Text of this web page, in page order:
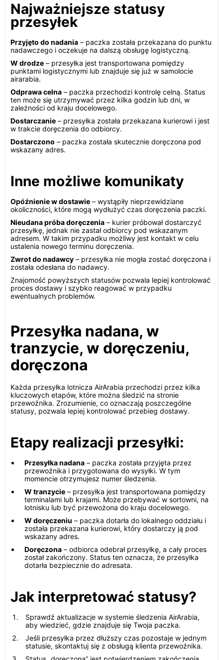
Najważniejsze statusy
przesyłek
Przyjęto do nadania – paczka została przekazana do punktu
nadawczego i oczekuje na dalszą obsługę logistyczną.
W drodze – przesyłka jest transportowana pomiędzy
punktami logistycznymi lub znajduje się już w samolocie
airarabia.
Odprawa celna – paczka przechodzi kontrolę celną. Status
ten może się utrzymywać przez kilka godzin lub dni, w
zależności od kraju docelowego.
Dostarczanie – przesyłka została przekazana kurierowi i jest
w trakcie doręczenia do odbiorcy.
Dostarczono – paczka została skutecznie doręczona pod
wskazany adres.
Inne możliwe komunikaty
Opóźnienie w dostawie – wystąpiły nieprzewidziane
okoliczności, które mogą wydłużyć czas doręczenia paczki.
Nieudana próba doręczenia – kurier próbował dostarczyć
przesyłkę, jednak nie zastał odbiorcy pod wskazanym
adresem. W takim przypadku możliwy jest kontakt w celu
ustalenia nowego terminu doręczenia.
Zwrot do nadawcy – przesyłka nie mogła zostać doręczona i
została odesłana do nadawcy.
Znajomość powyższych statusów pozwala lepiej kontrolować
proces dostawy i szybko reagować w przypadku
ewentualnych problemów.
Przesyłka nadana, w
tranzycie, w doręczeniu,
doręczona
Każda przesyłka lotnicza AirArabia przechodzi przez kilka
kluczowych etapów, które można śledzić na stronie
przewoźnika. Zrozumienie, co oznaczają poszczególne
statusy, pozwala lepiej kontrolować przebieg dostawy.
Etapy realizacji przesyłki:
Przesyłka nadana – paczka została przyjęta przez
przewoźnika i przygotowana do wysyłki. W tym
momencie otrzymujesz numer śledzenia.
W tranzycie – przesyłka jest transportowana pomiędzy
terminalami lub krajami. Może przebywać w sortowni, na
lotnisku lub być przewożona do kraju docelowego.
W doręczeniu – paczka dotarła do lokalnego oddziału i
została przekazana kurierowi, który dostarczy ją pod
wskazany adres.
Doręczona – odbiorca odebrał przesyłkę, a cały proces
został zakończony. Status ten oznacza, że przesyłka
dotarła bezpiecznie do adresata.
Jak interpretować statusy?
Sprawdź aktualizacje w systemie śledzenia AirArabia,
aby wiedzieć, gdzie znajduje się Twoja paczka.
Jeśli przesyłka przez dłuższy czas pozostaje w jednym
statusie, skontaktuj się z obsługą klienta przewoźnika.